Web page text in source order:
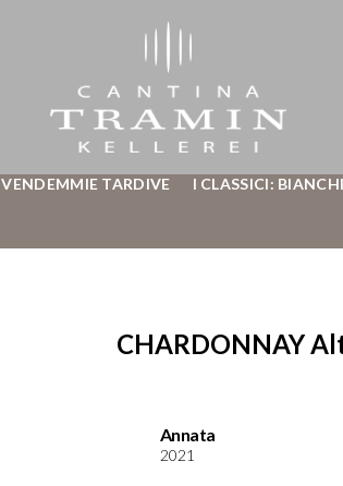
VENDEMMIE TARDIVE I CLASSICI: BIANCHI
CHARDONNAY
Annata
2021